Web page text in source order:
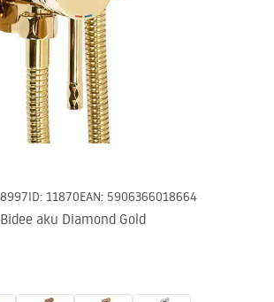
ID: 11870EAN: 5906366018664
aku Diamond Gold